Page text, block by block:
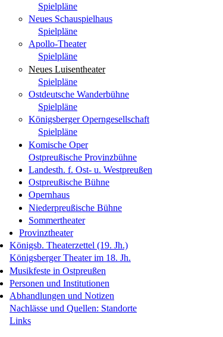
Spielpläne
Neues Schauspielhaus
Spielpläne
Apollo-Theater
Spielpläne
Neues Luisentheater
Spielpläne
Ostdeutsche Wanderbühne
Spielpläne
Königsberger Operngesellschaft
Spielpläne
Komische Oper
Ostpreußische Provinzbühne
Landesth. f. Ost- u. Westpreußen
Ostpreußische Bühne
Opernhaus
Niederpreußische Bühne
Sommertheater
Provinztheater
Königsb. Theaterzettel (19. Jh.)
Königsberger Theater im 18. Jh.
Musikfeste in Ostpreußen
Personen und Institutionen
Abhandlungen und Notizen
Nachlässe und Quellen: Standorte
Links